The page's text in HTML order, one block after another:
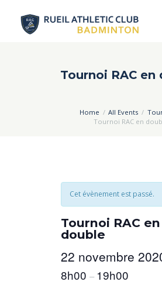
Tournoi RAC en
Home All Events
Tournoi RAC en
Cet évènement est passé.
Tournoi RAC en
double
22 novembre
8h00 – 19h00